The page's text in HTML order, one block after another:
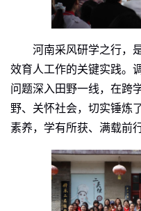
河南采风研学之行，
效育人工作的关键实践。
问题深入田野一线，在跨
野、关怀社会，切实锤炼
素养， 学有所获、满载前行